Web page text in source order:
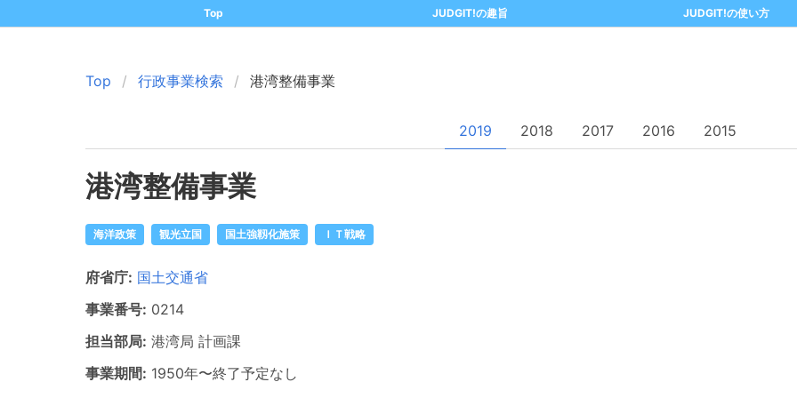
Top JUDGIT!の趣旨 JUDGIT!の使い方
Top 行政事業検索 港湾整備事業
2019 2018 2017 2016 2015
港湾整備事業
海洋政策 観光立国 国土強靱化施策 ＩＴ戦略
府省庁: 国土交通省
事業番号: 0214
担当部局: 港湾局 計画課
事業期間: 1950年〜終了予定なし